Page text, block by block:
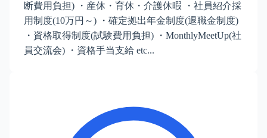
断費用負担) ・産休・育休・介護休暇 ・社員紹介採
用制度(10万円～) ・確定拠出年金制度(退職金制度)
・資格取得制度(試験費用負担) ・MonthlyMeetUp(社
員交流会) ・資格手当支給 etc...